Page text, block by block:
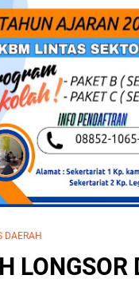
DAERAH
LONGSOR